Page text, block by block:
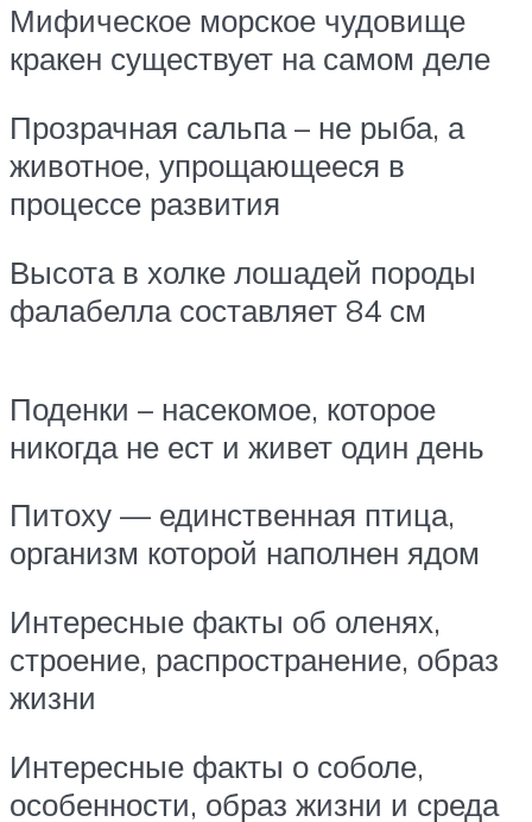
Мифическое морское чудовище
кракен существует на самом деле
Прозрачная сальпа – не рыба, а
животное, упрощающееся в
процессе развития
Высота в холке лошадей породы
фалабелла составляет 84 см
Поденки – насекомое, которое
никогда не ест и живет один день
Питоху — единственная птица,
организм которой наполнен ядом
Интересные факты об оленях,
строение, распространение, образ
жизни
Интересные факты о соболе,
особенности, образ жизни и среда